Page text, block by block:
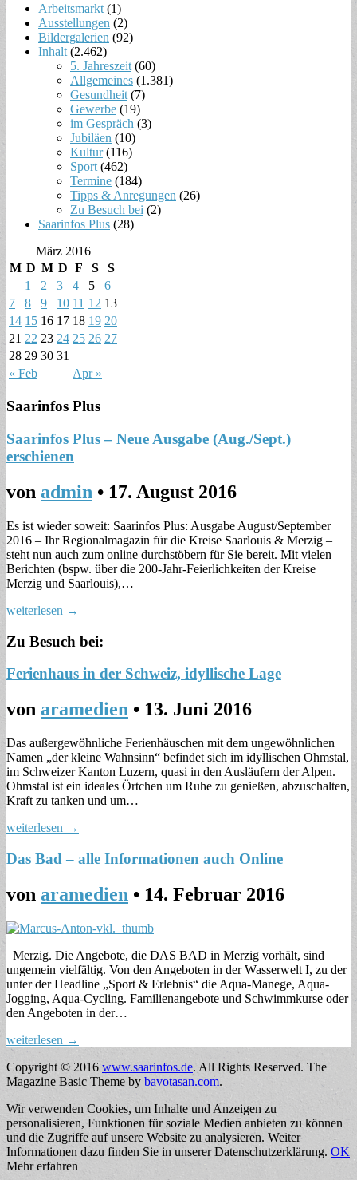
Arbeitsmarkt (1)
Ausstellungen (2)
Bildergalerien (92)
Inhalt (2.462)
5. Jahreszeit (60)
Allgemeines (1.381)
Gesundheit (7)
Gewerbe (19)
im Gespräch (3)
Jubiläen (10)
Kultur(116)
Sport (462)
Termine (184)
Tipps & Anregungen (26)
Zu Besuch bei (2)
Saarinfos Plus (28)
März 2016
M D M D F S S
« Feb Apr »
1 2 3 4 5
6
7
8 9 10 11 12 13
14 15 16 17 18 19 20
21 22 23 24 25 26 27
28 29 30 31
Saarinfos Plus
Saarinfos Plus – Neue Ausgabe (Aug./Sept.)
erschienen
von admin • 17. August 2016
Es ist wieder soweit: Saarinfos Plus: Ausgabe August/September
2016 – Ihr Regionalmagazin für die Kreise Saarlouis & Merzig –
steht nun auch zum online durchstöbern für Sie bereit. Mit vielen
Berichten (bspw. über die 200-Jahr-Feierlichkeiten der Kreise
Merzig und Saarlouis),…
weiterlesen →
Zu Besuch bei:
Ferienhaus in der Schweiz, idyllische Lage
von aramedien • 13. Juni 2016
Das außergewöhnliche Ferienhäuschen mit dem ungewöhnlichen
Namen „der kleine Wahnsinn“ befindet sich im idyllischen Ohmstal,
im Schweizer Kanton Luzern, quasi in den Ausläufern der Alpen.
Ohmstal ist ein ideales Örtchen um Ruhe zu genießen, abzuschalten,
Kraft zu tanken und um…
weiterlesen →
Das Bad – alle Informationen auch Online
von aramedien • 14. Februar 2016
Merzig. Die Angebote, die DAS BAD in Merzig vorhält, sind
ungemein vielfältig. Von den Angeboten in der Wasserwelt I, zu der
unter der Headline „Sport & Erlebnis“ die Aqua-Manege, Aqua-
Jogging, Aqua-Cycling. Familienangebote und Schwimmkurse oder
den Angeboten in der…
weiterlesen →
Copyright © 2016 www.saarinfos.de. All Rights Reserved. The
Magazine Basic Theme by bavotasan.com.
Wir verwenden Cookies, um Inhalte und Anzeigen zu
personalisieren, Funktionen für soziale Medien anbieten zu können
und die Zugriffe auf unsere Website zu analysieren. Weiter
Informationen dazu finden Sie in unserer Datenschutzerklärung. OK
Mehr erfahren